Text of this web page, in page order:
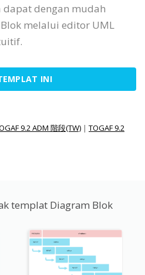
dapat dengan mudah
melalui editor UML
INI
9.2 ADM 階段(TW) | TOGAF 9.2
templat Diagram Blok